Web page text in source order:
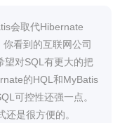
会取代Hibernate
看到的互联网公司
望对SQL有更大的把
的HQL和MyBatis
可控性还强一点。
是很方便的。